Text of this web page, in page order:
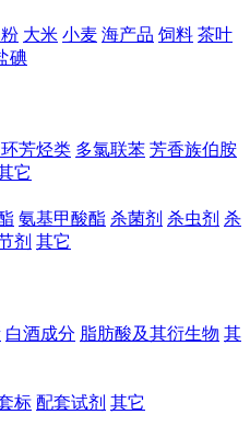
大米 小麦 海产品 饲料 茶叶
碘
芳烃类 多氯联苯 芳香族伯胺
它
氨基甲酸酯 杀菌剂 杀虫剂 杀
剂 其它
白酒成分 脂肪酸及其衍生物 其
标 配套试剂 其它